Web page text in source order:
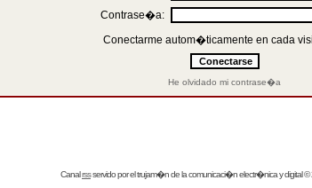
Contrase�a:
Conectarme autom�ticamente en cada
He olvidado mi contrase�a
Canalrssservido por eltrujam�nde la comunicaci�n electr�nica y digital